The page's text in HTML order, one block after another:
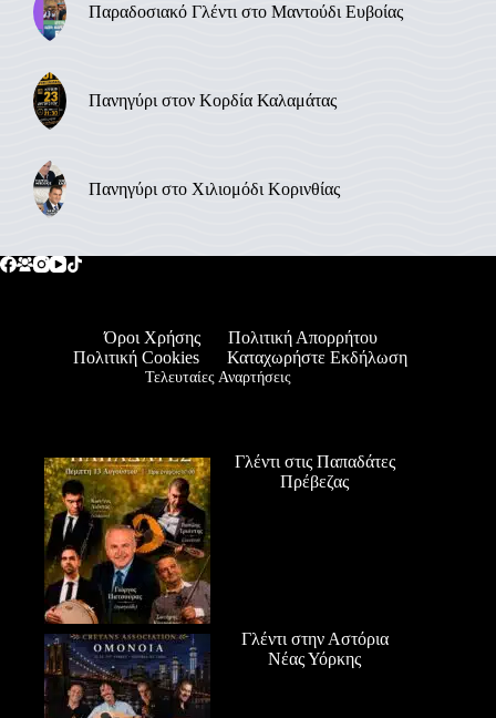
Παραδοσιακό Γλέντι στο Μαντούδι Ευβοίας
Πανηγύρι στον Κορδία Καλαμάτας
Πανηγύρι στο Χιλιομόδι Κορινθίας
Όροι Χρήσης
Πολιτική Απορρήτου
Πολιτική Cookies
Καταχωρήστε Εκδήλωση
Τελευταίες Αναρτήσεις
Γλέντι στις Παπαδάτες
Πρέβεζας
Γλέντι στην Αστόρια
Νέας Υόρκης